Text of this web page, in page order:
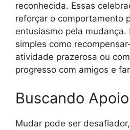
reconhecida. Essas
reforçar o comportamento
entusiasmo pela mudança.
simples como
atividade prazerosa ou
progresso com amigos e
Buscando Apoio
Mudar pode ser